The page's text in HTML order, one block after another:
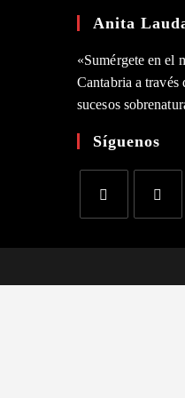
Anita
«Sumérgete en el
Cantabria a través
sucesos
Síguenos
abre
una
abre
una